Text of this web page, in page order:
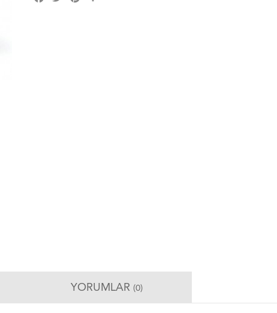
YORUMLAR (0)